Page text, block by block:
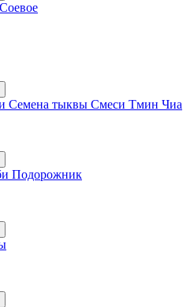
Соевое
Семена тыквы Смеси Тмин Чиа
Подорожник